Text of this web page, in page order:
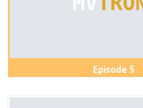
Episode 5